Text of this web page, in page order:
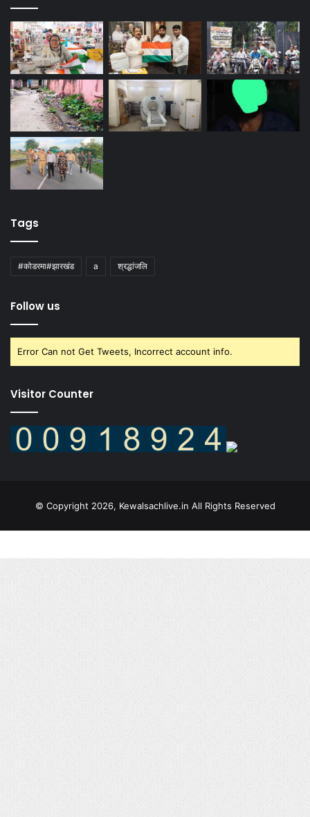
Tags
#कोडरमा#झारखंड a श्रद्धांजलि
Follow us
Error Can not Get Tweets, Incorrect account info.
Visitor Counter
© Copyright 2026, Kewalsachlive.in All Rights Reserved